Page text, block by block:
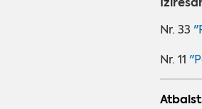
Nr. 33
Nr. 11